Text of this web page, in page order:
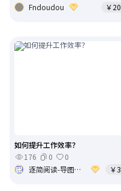
Fndoudou
￥20
如何提升工作效率？
176
0
0
逐简阅读-导图笔记
￥3